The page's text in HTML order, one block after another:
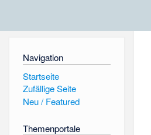
Navigation
Startseite
Zufällige Seite
Neu / Featured
Themenportale